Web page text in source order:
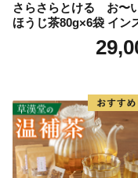
さらさらとける お〜
ほうじ茶80g×6袋 イン
トほうじ茶 粉末ほうじ
末茶 おーいお茶 粉末